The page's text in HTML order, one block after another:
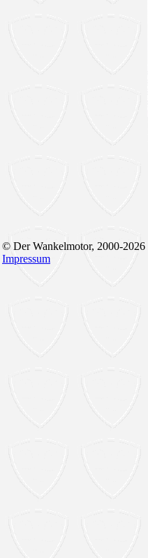
© Der Wankelmotor, 2000-2026
Impressum